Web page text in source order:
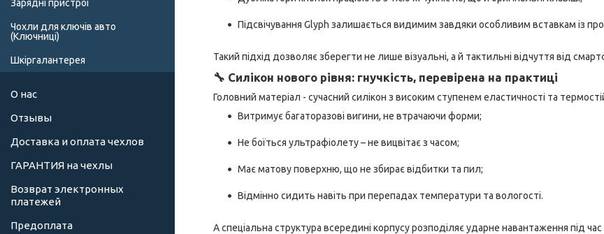
Підсвічування Glyph залишається видимим завдяки особливим вставкам із
Такий підхід дозволяє зберегти не лише візуальні, а й тактильні відчуття від
🔧 Силікон нового рівня: гнучкість, перевірена на практиці
Головний матеріал - сучасний силікон з високим ступенем еластичності та
Витримує багаторазові вигини, не втрачаючи форми;
Не боїться ультрафіолету – не вицвітає з часом;
Має матову поверхню, що не збирає відбитки та пил;
Відмінно сидить навіть при перепадах температури та вологості.
А спеціальна структура всередині корпусу розподіляє ударне навантаження під
Зарядні пристрої
Чохли для ключів авто
(Ключниці)
Шкіргалантерея
О нас
Отзывы
Доставка и оплата чехлов
ГАРАНТИЯ на чехлы
Возврат электронных
платежей
Предоплата